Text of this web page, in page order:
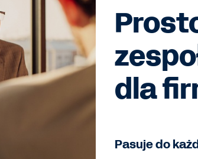
dla
Pasuje do